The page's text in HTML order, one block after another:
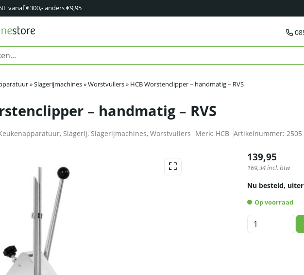
vanaf €300,- anders €9,95
»Slagerijmachines»Worstvullers» HCB Worstenclipper – handmatig – RVS
– handmatig – RVS
, Slagerij, Slagerijmachines, Worstvullers Merk: HCB Artikelnummer: 2505
139,95
169,34incl. btw
Nu besteld,
Op voorraad
HCB
Worstenclipper